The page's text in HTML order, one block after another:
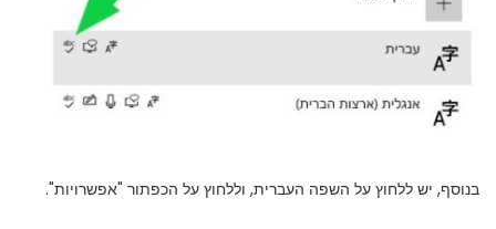
בנוסף, יש ללחוץ על השפה העברית, וללחוץ על הכפתור "אפשרויות".